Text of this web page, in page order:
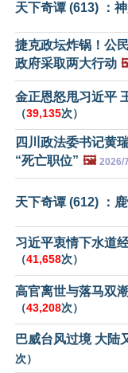
天下奇谭 (613) ：
捷克政坛炸锅！公
政府采取两大行动
金正恩怒甩习近平
（39,135次）
四川政法委书记黄
“死亡职位” 🖼️ 2026/
天下奇谭 (612) ：
习近平衷情下水道
（41,658次）
高官离世与落马双
（43,208次）
巴威台风过境 大陆
次）